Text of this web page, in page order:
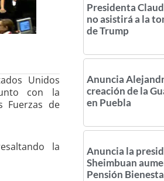
Unidos
con la
Fuerzas de
la
Presidenta
no asistirá a la
de Trump
Anuncia
creación de la
en Puebla
Anuncia la
Sheimbuan
Pensión